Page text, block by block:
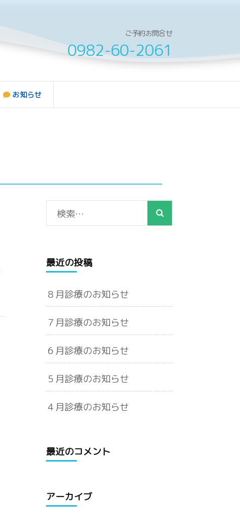
ご予約お問合せ
0982-60-2061
お知らせ
検
索:
最近の投稿
８月診療のお知らせ
７月診療のお知らせ
６月診療のお知らせ
５月診療のお知らせ
４月診療のお知らせ
最近のコメント
アーカイブ